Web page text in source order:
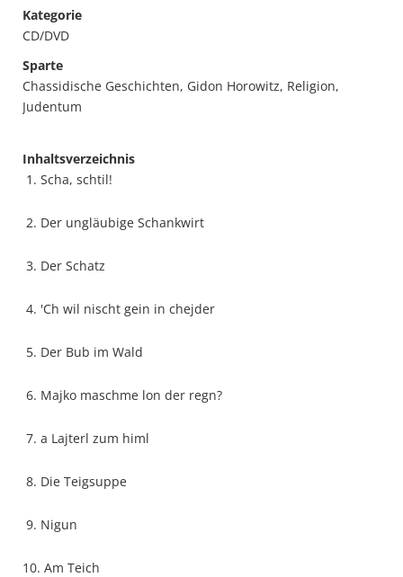
Kategorie
CD/DVD
Sparte
Chassidische Geschichten, Gidon Horowitz, Religion,
Judentum
Inhaltsverzeichnis
1. Scha, schtil!
2. Der ungläubige Schankwirt
3. Der Schatz
4. 'Ch wil nischt gein in chejder
5. Der Bub im Wald
6. Majko maschme lon der regn?
7. a Lajterl zum himl
8. Die Teigsuppe
9. Nigun
10. Am Teich